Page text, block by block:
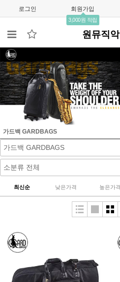
로그인 회원가입
3,000원 적립
원뮤직
가드백 GARDBAGS
최신순 낮은가격 높은가격